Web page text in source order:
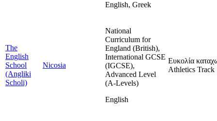
English, Greek
The
English
School
(Angliki
Scholi)
Nicosia
National
Curriculum for
England (British),
International GCSE
(IGCSE),
Advanced Level
(A-Levels)
English
Ευκολία
Athletics Track